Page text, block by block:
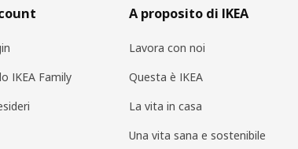
IKEA Family
A proposito di IKEA
Lavora con noi
Questa è IKEA
La vita in casa
Una vita sana e sostenibile